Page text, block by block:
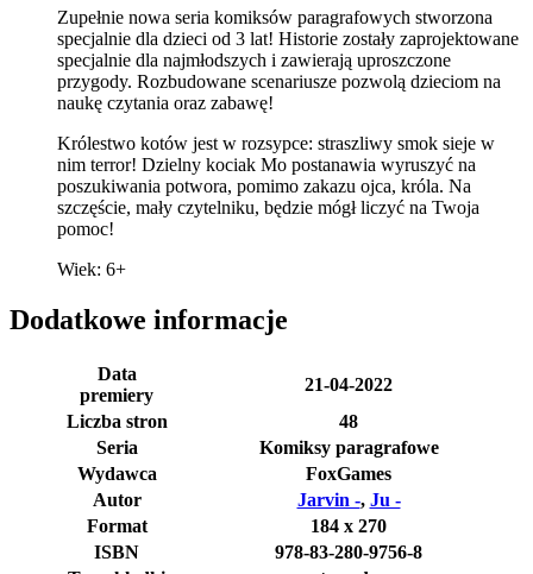
Zupełnie nowa seria komiksów paragrafowych stworzona
specjalnie dla dzieci od 3 lat! Historie zostały zaprojektowane
specjalnie dla najmłodszych i zawierają uproszczone
przygody. Rozbudowane scenariusze pozwolą dzieciom na
naukę czytania oraz zabawę!
Królestwo kotów jest w rozsypce: straszliwy smok sieje w
nim terror! Dzielny kociak Mo postanawia wyruszyć na
poszukiwania potwora, pomimo zakazu ojca, króla. Na
szczęście, mały czytelniku, będzie mógł liczyć na Twoja
pomoc!
Wiek: 6+
Dodatkowe informacje
Data
premiery
21-04-2022
Liczba stron
48
Seria
Komiksy paragrafowe
Wydawca
FoxGames
Autor
Jarvin -, Ju -
Format
184 x 270
ISBN
978-83-280-9756-8